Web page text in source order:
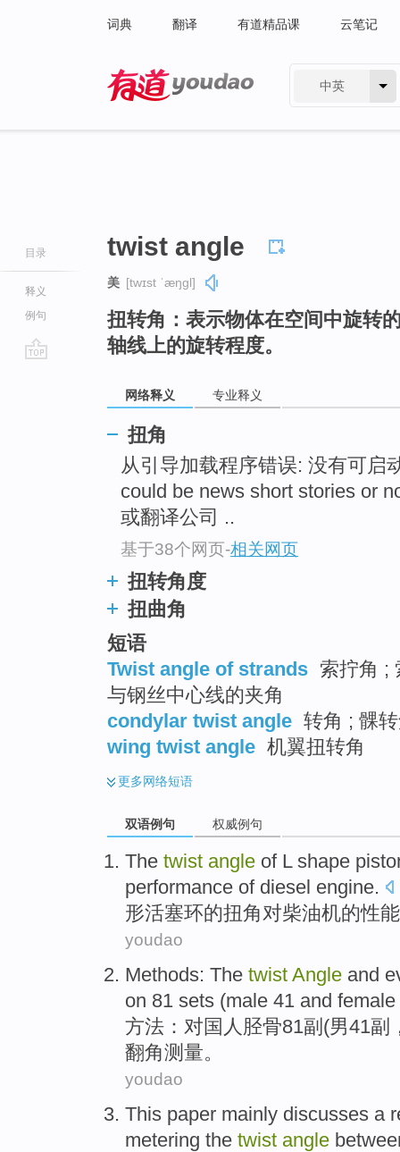
词典 翻译 有道精品课 云笔记
中英
目录
释义
例句
twist angle
美 [twɪst ˈæŋɡl]
扭转角：表示物体在空间中旋转
轴线上的旋转程度。
网络释义 专业释义
扭角
从引导加载程序错误: 没有可启
could be news short stories or
或翻译公司 ..
基于38个网页-相关网页
扭转角度
扭曲角
短语
Twist angle of strands 索拧角 ;
与钢丝中心线的夹角
condylar twist angle 转角 ; 髁
wing twist angle 机翼扭转角
更多网络短语
双语例句 权威例句
The twist angle ofL shape
performance of diesel engine.
形活塞环的扭角对柴油机的性能
youdao
Methods: The twist Angle and
on 81 sets (male 41 and female
方法 ：对国人胫骨81副(男41副
翻角测量。
youdao
This paper mainly discusses a
metering the twist angle